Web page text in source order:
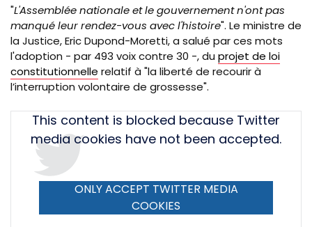
"L'Assemblée nationale et le gouvernement n'ont pas
manqué leur rendez-vous avec l'histoire". Le ministre de
la Justice, Eric Dupond-Moretti, a salué par ces mots
l'adoption - par 493 voix contre 30 -, du projet de loi
constitutionnelle relatif à "la liberté de recourir à
l’interruption volontaire de grossesse".
TweetThis content is blocked because Twitter
media cookies have not been accepted.
ONLY ACCEPT TWITTER MEDIA
COOKIES